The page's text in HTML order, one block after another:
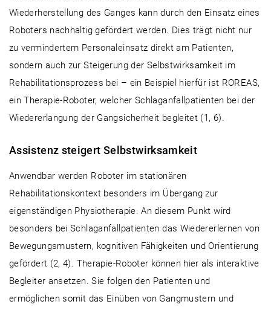
Wiederherstellung des Ganges kann durch den Einsatz eines
Roboters nachhaltig gefördert werden. Dies trägt nicht nur
zu vermindertem Personaleinsatz direkt am Patienten,
sondern auch zur Steigerung der Selbstwirksamkeit im
Rehabilitationsprozess bei – ein Beispiel hierfür ist ROREAS,
ein Therapie-Roboter, welcher Schlaganfallpatienten bei der
Wiedererlangung der Gangsicherheit begleitet (1, 6).
Assistenz steigert Selbstwirksamkeit
Anwendbar werden Roboter im stationären
Rehabilitationskontext besonders im Übergang zur
eigenständigen Physiotherapie. An diesem Punkt wird
besonders bei Schlaganfallpatienten das Wiedererlernen von
Bewegungsmustern, kognitiven Fähigkeiten und Orientierung
gefördert (2, 4). Therapie-Roboter können hier als interaktive
Begleiter ansetzen. Sie folgen den Patienten und
ermöglichen somit das Einüben von Gangmustern und